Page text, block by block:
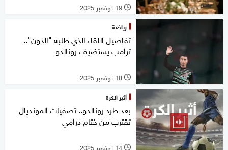
l 19 نوفمبر 2025
رياضة
تفاصيل اللقاء الذي طلبه "الدون"..
ترامب يستضيف رونالدو
l 18 نوفمبر 2025
أثير الكرة
بعد طردِ رونالدو.. تصفيات المونديال
تقترب من ختام درامي
l 14 نوفمبر 2025